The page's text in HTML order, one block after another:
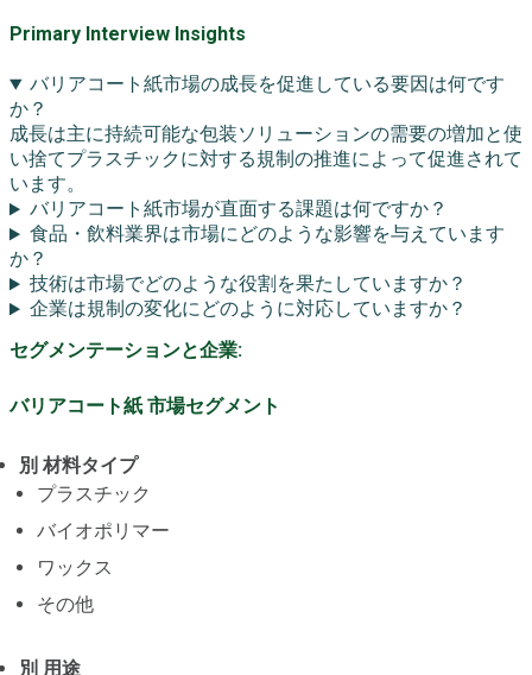
Primary Interview Insights
バリアコート紙市場の成長を促進している要因は何です
か？
成長は主に持続可能な包装ソリューションの需要の増加と使
い捨てプラスチックに対する規制の推進によって促進されて
います。
バリアコート紙市場が直面する課題は何ですか？
食品・飲料業界は市場にどのような影響を与えています
か？
技術は市場でどのような役割を果たしていますか？
企業は規制の変化にどのように対応していますか？
セグメンテーションと企業:
バリアコート紙 市場セグメント
別 材料タイプ
プラスチック
バイオポリマー
ワックス
その他
別 用途